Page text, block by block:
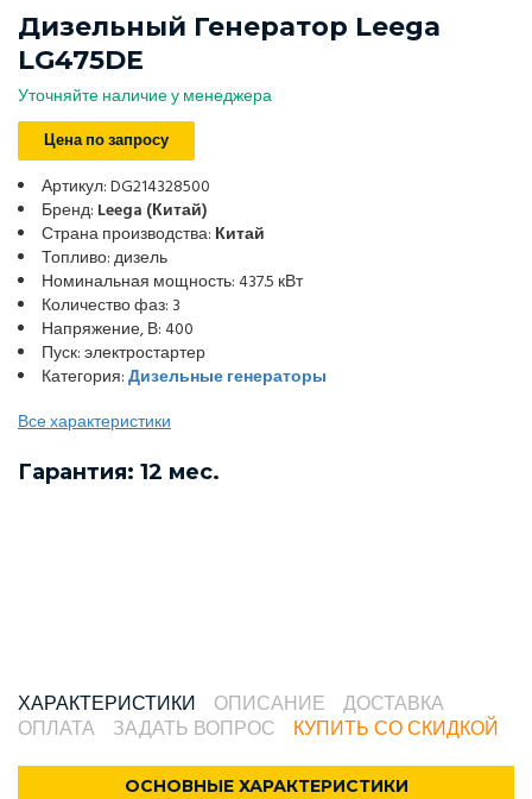
Дизельный Генератор Leega
LG475DE
Уточняйте наличие у менеджера
Цена по запросу
Артикул: DG214328500
Бренд: Leega (Китай)
Страна производства: Китай
Топливо: дизель
Номинальная мощность: 437.5 кВт
Количество фаз: 3
Напряжение, В: 400
Пуск: электростартер
Категория:Дизельные генераторы
Все характеристики
Гарантия: 12 мес.
ХАРАКТЕРИСТИКИ ОПИСАНИЕ
ДОСТАВКА
ОПЛАТА
ЗАДАТЬ ВОПРОС КУПИТЬ СО СКИДКОЙ
ОСНОВНЫЕ ХАРАКТЕРИСТИКИ